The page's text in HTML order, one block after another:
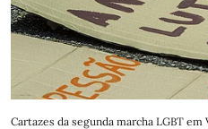
Cartazes da segunda marcha LGBT em